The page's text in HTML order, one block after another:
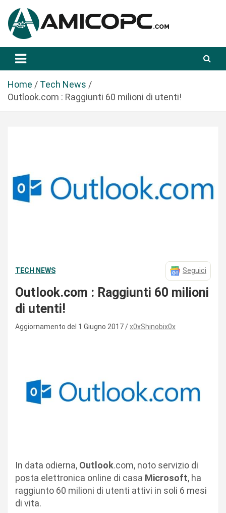
a
Amicopc.com
Home
Tech News
Outlook.com : Raggiunti 60 milioni di utenti!
TECH NEWS Seguici
Outlook.com : Raggiunti 60 milioni
di utenti!
Aggiornamento del 1 Giugno 2017 x0xShinobix0x
In data odierna, Outlook.com, noto servizio di
posta elettronica online di casa Microsoft, ha
raggiunto 60 milioni di utenti attivi in soli 6 mesi
di vita.